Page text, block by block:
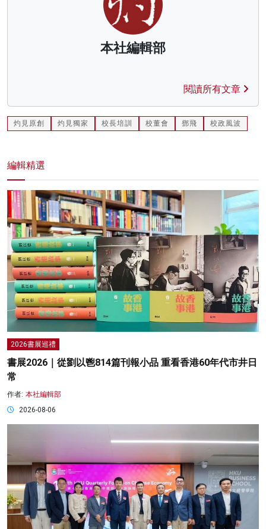
本社編輯部
閱讀所有文章
灼見原創 灼見獨家 校長培訓 校董會 鄧飛 校政風波
編輯精選
2026書展巡禮
書展2026｜從劉以鬯814篇刊報小品 重看香港60年代市井日
常
作者: 本社編輯部
2026-08-06